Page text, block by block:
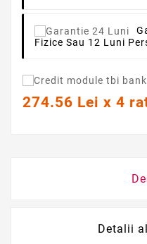
Fizice Sau 12 Luni
274.56 Lei x 4
Detalii